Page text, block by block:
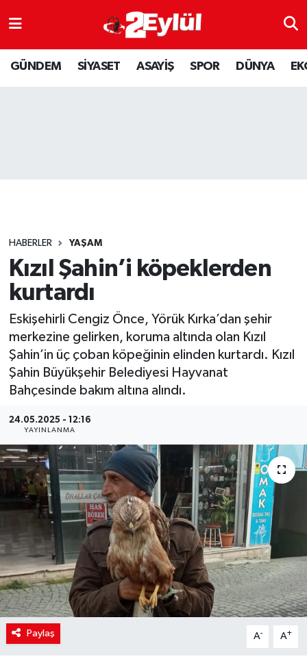
GÜNDEM SİYASET ASAYİŞ SPOR DÜNYA
HABERLER YAŞAM
Kızıl Şahin’i köpeklerden
kurtardı
Eskişehirli Cengiz Önce, Yörük Kırka’dan şehir
merkezine gelirken, koruma altında olan Kızıl
Şahin’in üç çoban köpeğinin elinden kurtardı. Kızıl
Şahin Büyükşehir Belediyesi Hayvanat
Bahçesinde bakım altına alındı.
24.05.2025 - 12:16
YAYINLANMA
Paylaş A- A+
ASAYİŞ
DÜNYA
SPOR
YAŞAM
Nöbetçi Eczaneler
Hava Durumu
Son Dakika Haberleri
Haber Arşivi